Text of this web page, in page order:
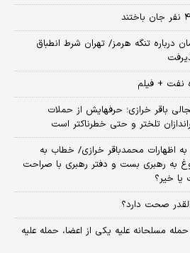
درباره تنگه هرمز/ تهران شرط انطباق
نفت + فیلم
باقر خرازی؛ حرفهایش از حملات
تلختر و حتی خطرناکتر است
اظهارات محمدباقر خرازی/ خطاب به
به رهبری بست و دفتر رهبری با صراحت
یا خیر؟
صحت دارد؟
مسلحانه علیه یکی از اعضا، حمله علیه